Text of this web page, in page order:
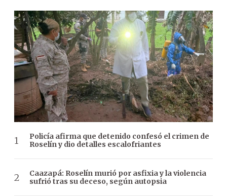
Policía afirma que detenido confesó el crimen de
Roselín y dio detalles escalofriantes
Caazapá: Roselín murió por asfixia y la violencia
sufrió tras su deceso, según autopsia